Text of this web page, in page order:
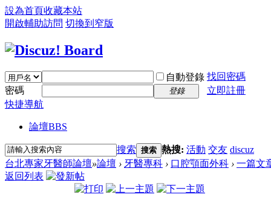
設為首頁收藏本站
開啟輔助訪問 切換到窄版
自動登錄 找回密碼
密碼
登錄
立即註冊
快捷導航
論壇BBS
搜索 搜索 熱搜: 活動 交友 discuz
台北專家牙醫師論壇»論壇 › 牙醫專科 › 口腔顎面外科 › 一篇文
返回列表